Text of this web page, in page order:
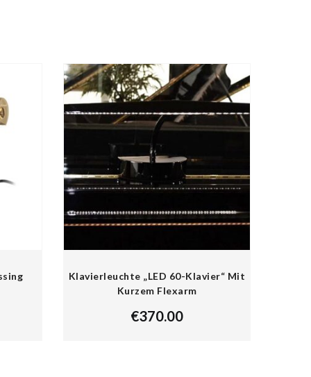
Klavierleuchte „LED 60-Klavier“ Mit
Kurzem Flexarm
€370.00